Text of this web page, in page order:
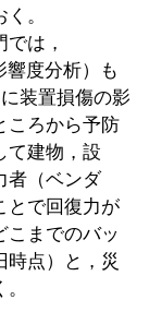
。
は，
響度分析）も
装置損傷の影
ころから予防
て建物，設
者（ベンダ
とで回復力が
こまでのバッ
時点）と，災